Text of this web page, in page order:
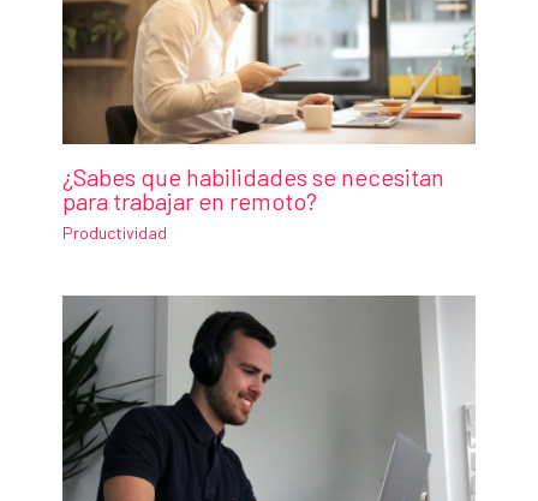
¿Sabes que habilidades se necesitan
para trabajar en remoto?
Productividad